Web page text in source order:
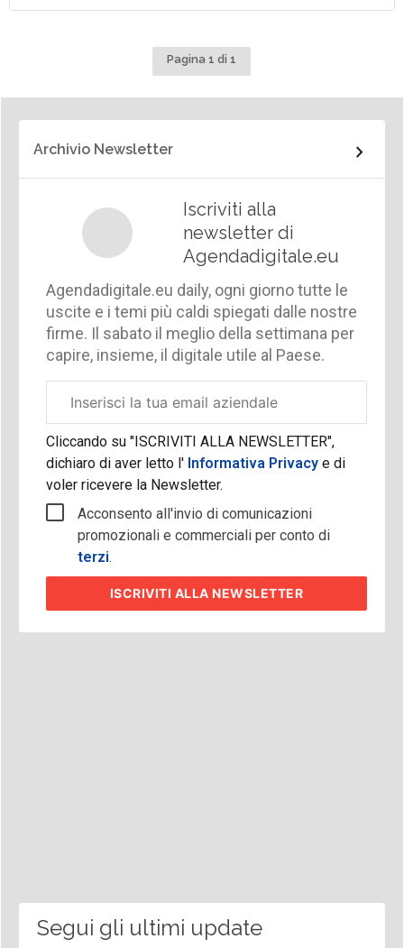
Pagina 1 di 1
Archivio Newsletter
Iscriviti alla
newsletter di
Agendadigitale.eu
Agendadigitale.eu daily, ogni giorno tutte le
uscite e i temi più caldi spiegati dalle nostre
firme. Il sabato il meglio della settimana per
capire, insieme, il digitale utile al Paese.
aziendale
Cliccando su "ISCRIVITI ALLA NEWSLETTER",
dichiaro di aver letto l'Informativa Privacy e di
voler ricevere la Newsletter.
Acconsento all'invio di comunicazioni
promozionali e commerciali per conto di
terzi.
ISCRIVITI ALLA NEWSLETTER
Segui gli ultimi update